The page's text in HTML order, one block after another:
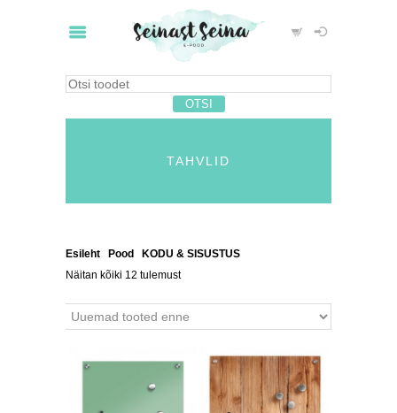
TAHVLID
Esileht Pood KODU & SISUSTUS
Näitan kõiki 12 tulemust